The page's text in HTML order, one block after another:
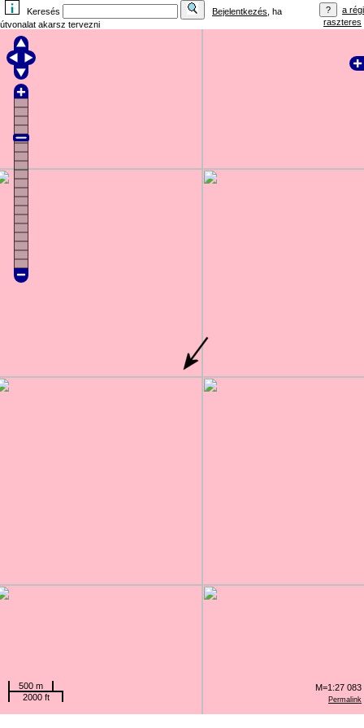
Keresés Bejelentkezés , ha
útvonalat akarsz tervezni
a régi
raszteres
Permalink
500 m
2000 ft
M=1:27 083